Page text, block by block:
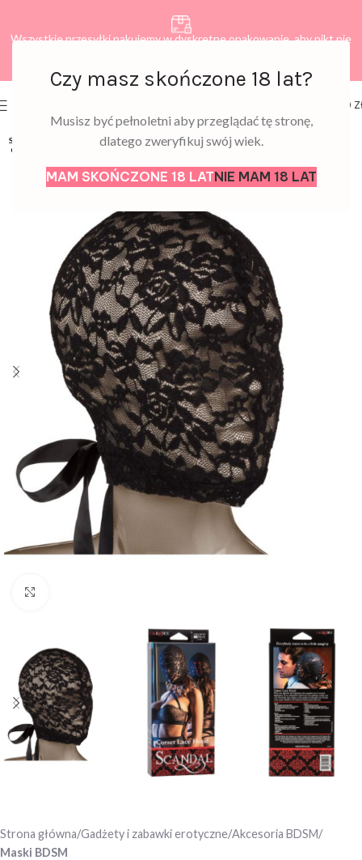
Czy masz skończone 18 lat?
Musisz być pełnoletni aby przeglądać tę stronę,
dlatego zweryfikuj swój wiek.
MAM SKOŃCZONE 18 LATNIE MAM 18 LAT
Wszystkie przesyłki pakujemy w dyskretne opakowanie, aby nikt nie
0,00
SOLD
OUT
Strona główna Gadżety i zabawki erotyczne Akcesoria BDSM
Maski BDSM